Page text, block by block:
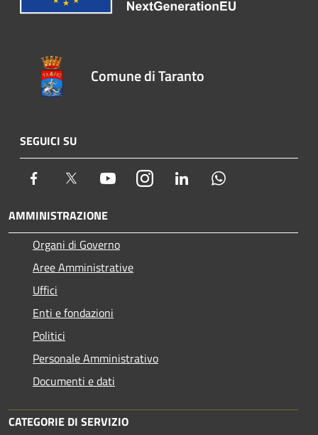
Comune di Taranto
SEGUICI SU
Facebook Twitter YoutubeInstagram LinkedIn
AMMINISTRAZIONE
Organi di Governo
Aree Amministrative
Uffici
Enti e fondazioni
Politici
Personale Amministrativo
Documenti e dati
CATEGORIE DI SERVIZIO